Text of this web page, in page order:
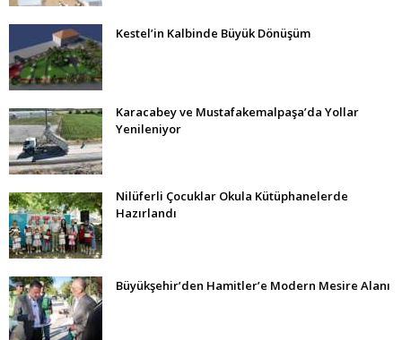
Kestel’in Kalbinde Büyük Dönüşüm
Karacabey ve Mustafakemalpaşa’da Yollar
Yenileniyor
Nilüferli Çocuklar Okula Kütüphanelerde
Hazırlandı
Büyükşehir’den Hamitler’e Modern Mesire Alanı